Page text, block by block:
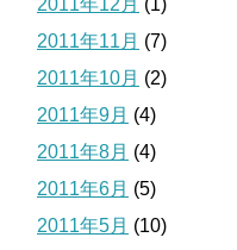
2011年11月 (7)
2011年10月 (2)
2011年9月 (4)
2011年8月 (4)
2011年6月 (5)
2011年5月 (10)